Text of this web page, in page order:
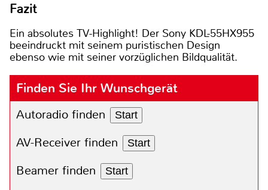
Fazit
Ein absolutes TV-Highlight! Der Sony KDL-55HX955
beeindruckt mit seinem puristischen Design
ebenso wie mit seiner vorzüglichen Bildqualität.
Finden Sie Ihr Wunschgerät
Autoradio finden Start
AV-Receiver finden Start
Beamer finden Start